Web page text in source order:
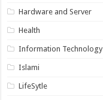
Hardware and Server
Health
Information Technology
Islami
LifeSytle